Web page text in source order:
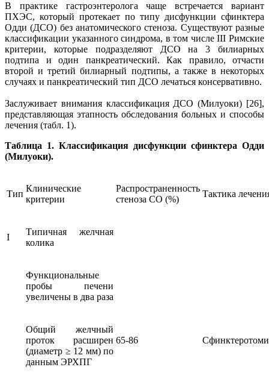
В практике гастроэнтеролога чаще встречается вариант
ПХЭС, который протекает по типу дисфункции сфинктера
Одди (ДСО) без анатомического стеноза. Существуют разные
классификации указанного синдрома, в том числе III Римские
критерии, которые подразделяют ДСО на 3 билиарных
подтипа и один панкреатический. Как правило, отчасти
второй и третий билиарный подтипы, а также в некоторых
случаях и панкреатический тип ДСО лечаться консервативно.
Заслуживает внимания классификация ДСО (Милуоки) [26],
представляющая этапность обследования больных и способы
лечения (табл. 1).
Таблица 1. Классификация дисфункции сфинктера Одди
(Милуоки).
Тип
Клинические
критерии
Распространенность
стеноза СО (%)
Тактика
I
Типичная желчная
колика
65-86
Функциональные
пробы печени
увеличены в два раза
Общий желчный
проток расширен
(диаметр ≥ 12 мм) по
данным ЭРХПГ